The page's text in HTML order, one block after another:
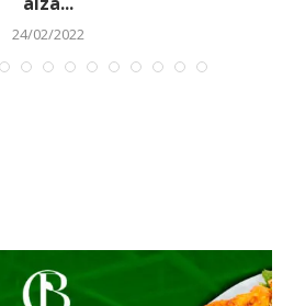
24/02/2022